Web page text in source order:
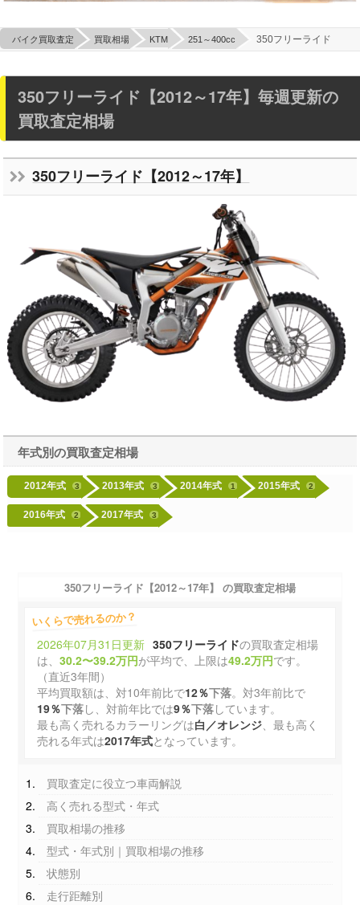
バイク買取査定 買取相場 KTM 251～400cc 350フリーライド
350フリーライド【2012～17年】毎週更新の
買取査定相場
350フリーライド【2012～17年】
年式別の買取査定相場
2012年式 3 2013年式 3 2014年式 1 2015年式 2
2016年式 2 2017年式 3
350フリーライド【2012～17年】 の買取査定相場
いくらで売れるのか？
2026年07月31日更新 350フリーライドの買取査定相場
は、30.2〜39.2万円が平均で、上限は49.2万円です。
（直近3年間）
平均買取額は、対10年前比で12％下落。対3年前比で
19％下落し、対前年比では9％下落しています。
最も高く売れるカラーリングは白／オレンジ、最も高く
売れる年式は2017年式となっています。
買取査定に役立つ車両解説
高く売れる型式・年式
買取相場の推移
型式・年式別｜買取相場の推移
状態別
走行距離別